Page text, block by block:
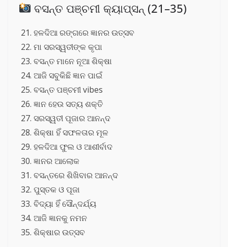
ବସନ୍ତ ପଞ୍ଚମୀ କ୍ୟାପ୍ସନ୍ (21–35)
ହଳଦିଆ ରଙ୍ଗରେ ଜ୍ଞାନର ଉତ୍ସବ
ମା ସରସ୍ୱତୀଙ୍କ କୃପା
ବସନ୍ତ ମାନେ ନୂଆ ଶିକ୍ଷା
ଆଜି ସବୁକିଛି ଜ୍ଞାନ ପାଇଁ
ବସନ୍ତ ପଞ୍ଚମୀ vibes
ଜ୍ଞାନ ହେଉ ସତ୍ୟ ଶକ୍ତି
ସରସ୍ୱତୀ ପୂଜାର ଆନନ୍ଦ
ଶିକ୍ଷା ହିଁ ସଫଳତାର ମୂଳ
ହଳଦିଆ ଫୁଲ ଓ ଆଶୀର୍ବାଦ
ଜ୍ଞାନର ଆଲୋକ
ବସନ୍ତରେ ଶିଖିବାର ଆନନ୍ଦ
ପୁସ୍ତକ ଓ ପୂଜା
ବିଦ୍ୟା ହିଁ ସୌନ୍ଦର୍ଯ୍ୟ
ଆଜି ଜ୍ଞାନକୁ ନମନ
ଶିକ୍ଷାର ଉତ୍ସବ